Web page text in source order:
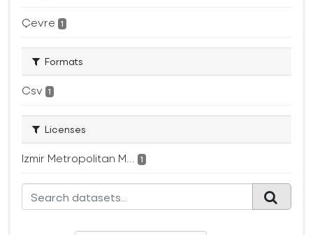
Çevre 1
Formats
Csv 1
Licenses
Izmir Metropolitan M... 1